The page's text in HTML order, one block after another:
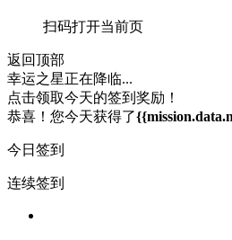
扫码打开当前页
返回顶部
幸运之星正在降临...
点击领取今天的签到奖励！
恭喜！您今天获得了
今日签到
连续签到